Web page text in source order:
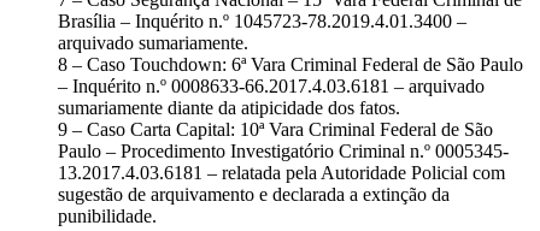
Brasília – Inquérito n.º 1045723-78.2019.4.01.3400 –
arquivado sumariamente.
8 – Caso Touchdown: 6ª Vara Criminal Federal de São Paulo
– Inquérito n.º 0008633-66.2017.4.03.6181 – arquivado
sumariamente diante da atipicidade dos fatos.
9 – Caso Carta Capital: 10ª Vara Criminal Federal de São
Paulo – Procedimento Investigatório Criminal n.º 0005345-
13.2017.4.03.6181 – relatada pela Autoridade Policial com
sugestão de arquivamento e declarada a extinção da
punibilidade.